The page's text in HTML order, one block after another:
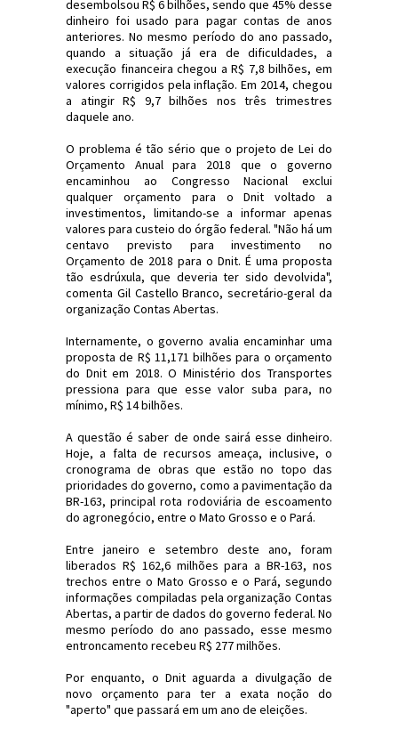
desembolsou R$ 6 bilhões, sendo que 45% desse
dinheiro foi usado para pagar contas de anos
anteriores. No mesmo período do ano passado,
quando a situação já era de dificuldades, a
execução financeira chegou a R$ 7,8 bilhões, em
valores corrigidos pela inflação. Em 2014, chegou
a atingir R$ 9,7 bilhões nos três trimestres
daquele ano.
O problema é tão sério que o projeto de Lei do
Orçamento Anual para 2018 que o governo
encaminhou ao Congresso Nacional exclui
qualquer orçamento para o Dnit voltado a
investimentos, limitando-se a informar apenas
valores para custeio do órgão federal. "Não há um
centavo previsto para investimento no
Orçamento de 2018 para o Dnit. É uma proposta
tão esdrúxula, que deveria ter sido devolvida",
comenta Gil Castello Branco, secretário-geral da
organização Contas Abertas.
Internamente, o governo avalia encaminhar uma
proposta de R$ 11,171 bilhões para o orçamento
do Dnit em 2018. O Ministério dos Transportes
pressiona para que esse valor suba para, no
mínimo, R$ 14 bilhões.
A questão é saber de onde sairá esse dinheiro.
Hoje, a falta de recursos ameaça, inclusive, o
cronograma de obras que estão no topo das
prioridades do governo, como a pavimentação da
BR-163, principal rota rodoviária de escoamento
do agronegócio, entre o Mato Grosso e o Pará.
Entre janeiro e setembro deste ano, foram
liberados R$ 162,6 milhões para a BR-163, nos
trechos entre o Mato Grosso e o Pará, segundo
informações compiladas pela organização Contas
Abertas, a partir de dados do governo federal. No
mesmo período do ano passado, esse mesmo
entroncamento recebeu R$ 277 milhões.
Por enquanto, o Dnit aguarda a divulgação de
novo orçamento para ter a exata noção do
"aperto" que passará em um ano de eleições.